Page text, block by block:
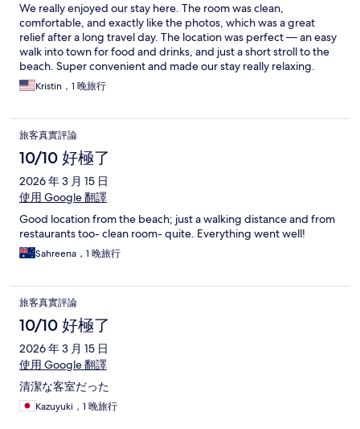
We really enjoyed our stay here. The room was clean,
comfortable, and exactly like the photos, which was a great
relief after a long travel day. The location was perfect — an easy
walk into town for food and drinks, and just a short stroll to the
beach. Super convenient and made our stay really relaxing.
Would happily stay again!
Kristin，1 晚旅行
旅客真實評論
10/10 好極了
2026 年 3 月 15 日
使用 Google 翻譯
Good location from the beach; just a walking distance and from
restaurants too- clean room- quite. Everything went well!
Sahreena，1 晚旅行
旅客真實評論
10/10 好極了
2026 年 3 月 15 日
使用 Google 翻譯
清潔な客室だった
Kazuyuki，1 晚旅行